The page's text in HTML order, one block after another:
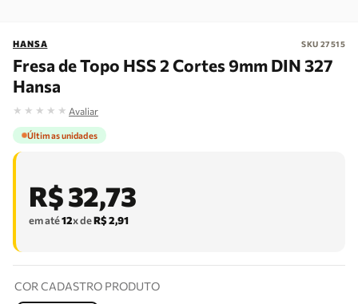
HANSA SKU 27515
Fresa de Topo HSS 2 Cortes 9mm DIN 327
Hansa
★ ★ ★ ★ ★ Avaliar
Últimas unidades
R$32,73
em até12x deR$2,91
COR CADASTRO PRODUTO